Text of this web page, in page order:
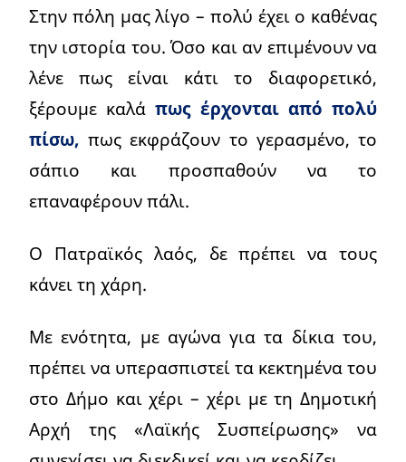
Στην πόλη μας λίγο – πολύ έχει ο καθένας
την ιστορία του. Όσο και αν επιμένουν να
λένε πως είναι κάτι το διαφορετικό,
ξέρουμε καλάπως έρχονται από πολύ
πίσω, πως εκφράζουν το γερασμένο, το
σάπιο και προσπαθούν να το
επαναφέρουν πάλι.
Ο Πατραϊκός λαός, δε πρέπει να τους
κάνει τη χάρη.
Με ενότητα, με αγώνα για τα δίκια του,
πρέπει να υπερασπιστεί τα κεκτημένα του
στο Δήμο και χέρι – χέρι με τη Δημοτική
Αρχή της «Λαϊκής Συσπείρωσης» να